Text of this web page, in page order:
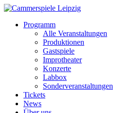
Programm
Alle Veranstaltungen
Produktionen
Gastspiele
Improtheater
Konzerte
Labbox
Sonderveranstaltungen
Tickets
News